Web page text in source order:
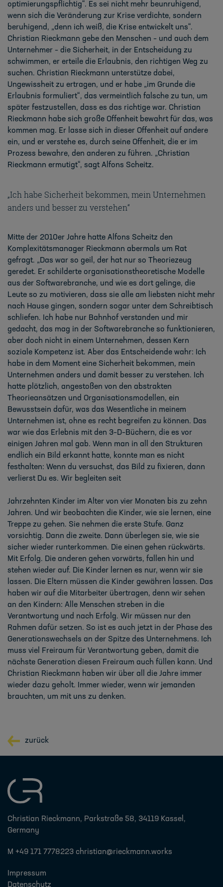
optimierungspflichtig“. Es sei nicht mehr beunruhigend,
wenn sich die Veränderung zur Krise verdichte, sondern
beruhigend, „denn ich weiß, die Krise entwickelt uns“.
Christian Rieckmann gebe den Menschen – und auch dem
Unternehmer – die Sicherheit, in der Entscheidung zu
schwimmen, er erteile die Erlaubnis, den richtigen Weg zu
suchen. Christian Rieckmann unterstütze dabei,
Ungewissheit zu ertragen, und er habe „im Grunde die
Erlaubnis formuliert“, das vermeintlich falsche zu tun, um
später festzustellen, dass es das richtige war. Christian
Rieckmann habe sich große Offenheit bewahrt für das, was
kommen mag. Er lasse sich in dieser Offenheit auf andere
ein, und er verstehe es, durch seine Offenheit, die er im
Prozess bewahre, den anderen zu führen. „Christian
Rieckmann ermutigt“, sagt Alfons Scheitz.
„Ich habe Sicherheit bekommen, mein Unternehmen
anders und besser zu verstehen“
Mitte der 2010er Jahre hatte Alfons Scheitz den
Komplexitätsmanager Rieckmann abermals um Rat
gefragt. „Das war so geil, der hat nur so Theoriezeug
geredet. Er schilderte organisationstheoretische Modelle
aus der Softwarebranche, und wie es dort gelinge, die
Leute so zu motivieren, dass sie alle am liebsten nicht mehr
nach Hause gingen, sondern sogar unter dem Schreibtisch
schl iefen. Ich habe nur Bahnhof verstanden und mir
gedacht, das mag in der Softwarebranche so funktionieren,
aber doch nicht in einem Unternehmen, dessen Kern
soziale Kompetenz ist. Aber das Entscheidende wahr: Ich
habe in dem Moment eine Sicherheit bekommen, mein
Unternehmen anders und damit besser zu verstehen. Ich
hatte plötzlich, angestoßen von den abstrakten
Theorieansätzen und Organisationsmodellen, ein
Bewusstsein dafür, was das Wesentliche in meinem
Unternehmen ist, ohne es recht begreifen zu können. Das
war wie das Erlebnis mit den 3–D–Büchern, die es vor
einigen Jahren mal gab. Wenn man in all den Strukturen
endlich ein Bild erkannt hatte, konnte man es nicht
festhalten: Wenn du versuchst, das Bild zu fixieren, dann
verlierst Du es. Wir begleiten seit
Jahrzehnten Kinder im Alter von vier Monaten bis zu zehn
Jahren. Und wir beobachten die Kinder, wie sie lernen, eine
Treppe zu gehen. Sie nehmen die erste Stufe. Ganz
vorsichtig. Dann die zweite. Dann überlegen sie, wie sie
sicher wieder runterkommen. Die einen gehen rückwärts.
Mit Erfolg. Die anderen gehen vorwärts, fallen hin und
stehen wieder auf. Die Kinder lernen es nur, wenn wir sie
lassen. Die Eltern müssen die Kinder gewähren lassen. Das
haben wir auf die Mitarbeiter übertragen, denn wir sehen
an den Kindern: Alle Menschen streben in die
Verantwortung und nach Erfolg. Wir müssen nur den
Rahmen dafür setzen. So ist es auch jetzt in der Phase des
Generationswechsels an der Spitze des Unternehmens. Ich
muss viel Freiraum für Verantwortung geben, damit die
nächste Generation diesen Freiraum auch füllen kann. Und
Christian Rieckmann haben wir über all die Jahre immer
wieder dazu geho lt. Immer wieder, wenn wir jemanden
brauchten, um mit uns zu denken.
zurück
Christian Rieckmann, Parkstraße 58, 34119 Kassel,
Germany
M +49 171 7778223 christian@rieckmann.works
Impressum
Datenschutz